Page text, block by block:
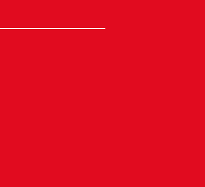
）に出展。
出展。